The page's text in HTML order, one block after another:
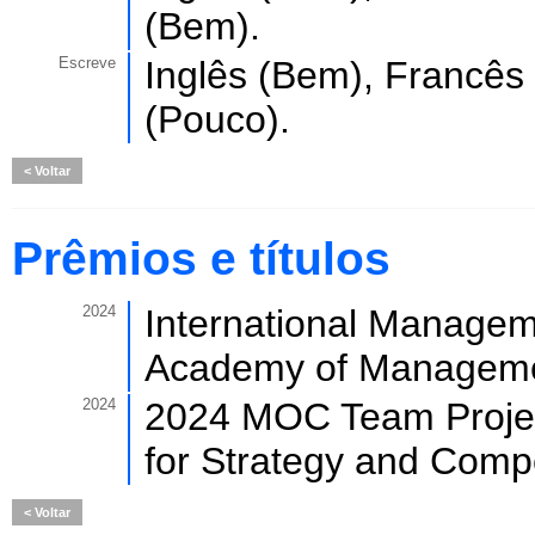
(Bem).
Escreve
Inglês (Bem),
(Pouco).
Voltar
Prêmios e títulos
2024
International
Academy of
2024
2024 MOC Team
for Strategy and
Voltar